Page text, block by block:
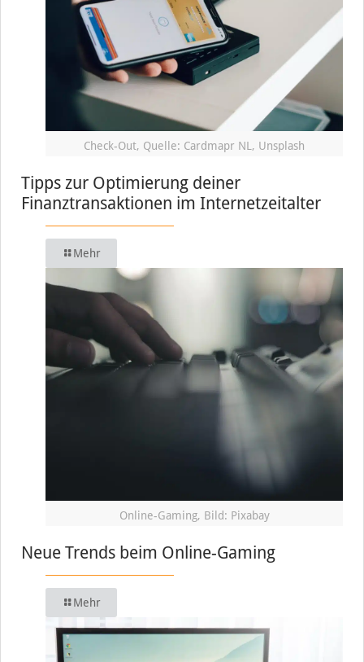
Check-Out, Quelle: Cardmapr NL, Unsplash
Tipps zur Optimierung deiner
Finanztransaktionen im Internetzeitalter
Mehr
Online-Gaming, Bild: Pixabay
Neue Trends beim Online-Gaming
Mehr